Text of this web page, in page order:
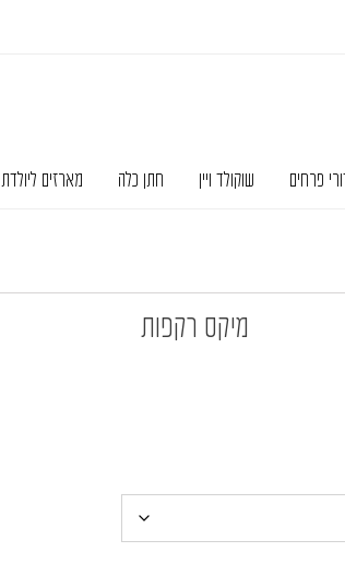
פרחים שוקולד ויין חתן כלה מארזים ליולדת
מיקס רקפות